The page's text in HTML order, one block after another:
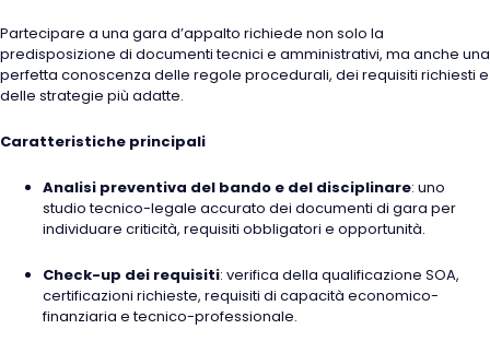
Partecipare a una gara d’appalto richiede non solo la
predisposizione di documenti tecnici e amministrativi, ma anche una
perfetta conoscenza delle regole procedurali, dei requisiti richiesti e
delle strategie più adatte.
Caratteristiche principali
Analisi preventiva del bando e del disciplinare: uno
studio tecnico-legale accurato dei documenti di gara per
individuare criticità, requisiti obbligatori e opportunità.
Check-up dei requisiti: verifica della qualificazione SOA,
certificazioni richieste, requisiti di capacità economico-
finanziaria e tecnico-professionale.